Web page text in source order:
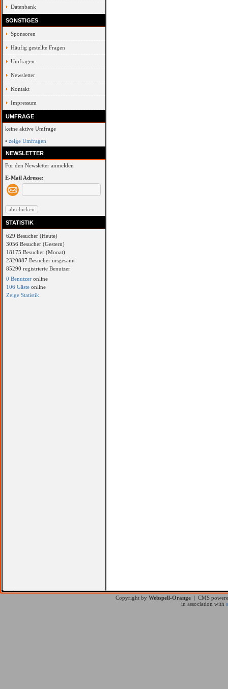
Datenbank
SONSTIGES
Sponsoren
Häufig gestellte Fragen
Umfragen
Newsletter
Kontakt
Impressum
UMFRAGE
keine aktive Umfrage
• zeige Umfragen
NEWSLETTER
Für den Newsletter anmelden
E-Mail Adresse:
STATISTIK
629 Besucher (Heute)
3056 Besucher (Gestern)
18175 Besucher (Monat)
2320887 Besucher insgesamt
85290 registrierte Benutzer
0 Benutzer online
106 Gäste online
Zeige Statistik
Copyright byWebspell-Orange | CMS
in association with